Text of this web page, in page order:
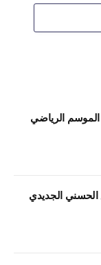
الرياضي
الجديدي